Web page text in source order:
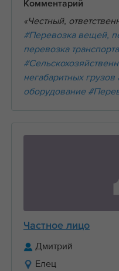
Комментарий
«Честный,
#Перевозка вещей,
перевозка транспорта
негабаритных грузов
оборудование
Частное лицо
Дмитрий
Елец